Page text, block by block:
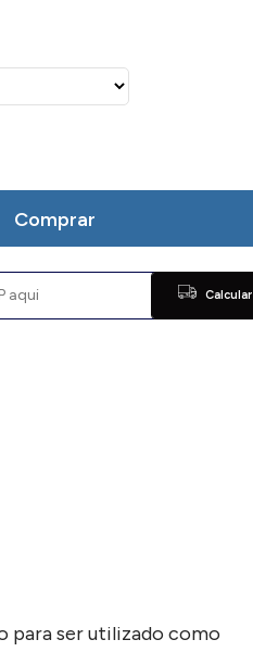
Comprar
Calcular
para ser utilizado como